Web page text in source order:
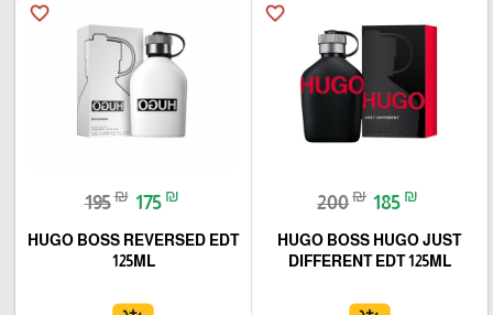
favorite_border
200₪ 185 ₪
HUGO BOSS HUGO JUST
DIFFERENT EDT 125ML
favorite_border
195₪ 175 ₪
HUGO BOSS REVERSED EDT
125ML